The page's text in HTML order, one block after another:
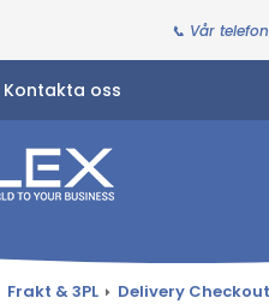
📞 Vår
Kontakta oss
Frakt & 3PL Delivery